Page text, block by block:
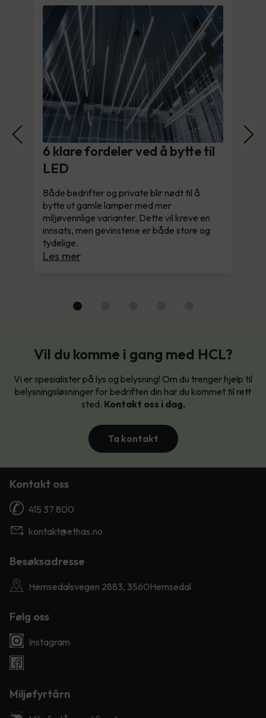
6 klare fordeler ved å bytte til
LED
Både bedrifter og private blir nødt til å
bytte ut gamle lamper med mer
miljøvennlige varianter. Dette vil kreve en
innsats, men gevinstene er både store og
tydelige.
Les mer
Vil du komme i gang med HCL?
Vi er spesialister på lys og belysning! Om du trenger hjelp til
belysningsløsninger for bedriften din har du kommet til rett
sted. Kontakt oss i dag.
Ta kontakt
Kontakt oss
415 37 800
kontakt@ethas.no
Besøksadresse
Hemsedalsvegen 2883, 3560Hemsedal
Følg oss
Instagram
Miljøfyrtårn